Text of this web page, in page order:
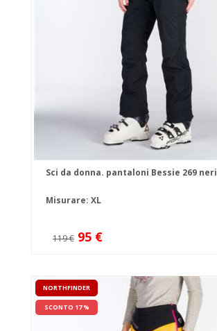
Sci da donna. pantaloni Bessie 269 neri
Misurare: XL
119 € 95 €
NORTHFINDER
SCONTO 17 %